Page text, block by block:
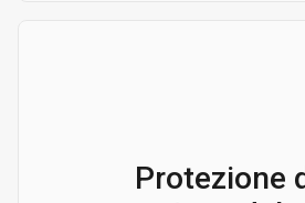
Protezione